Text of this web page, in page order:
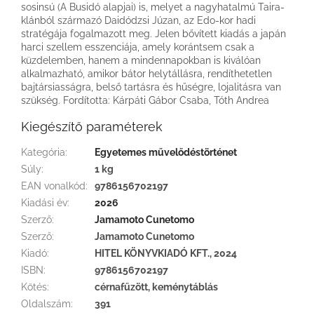
sosinsú (A Busidó alapjai) is, melyet a nagyhatalmú Taira-
klánból származó Daidódzsi Júzan, az Edo-kor hadi
stratégája fogalmazott meg. Jelen bővített kiadás a japán
harci szellem esszenciája, amely korántsem csak a
küzdelemben, hanem a mindennapokban is kiválóan
alkalmazható, amikor bátor helytállásra, rendíthetetlen
bajtársiasságra, belső tartásra és hűségre, lojalitásra van
szükség. Fordította: Kárpáti Gábor Csaba, Tóth Andrea
Kiegészítő paraméterek
Kategória:
Egyetemes művelődéstörténet
Súly:
1 kg
EAN vonalkód:
9786156702197
Kiadási év:
2026
Szerző:
Jamamoto Cunetomo
Szerző:
Jamamoto Cunetomo
Kiadó:
HITEL KÖNYVKIADÓ KFT., 2024
ISBN:
9786156702197
Kötés:
cérnafűzött, keménytáblás
Oldalszám: 391